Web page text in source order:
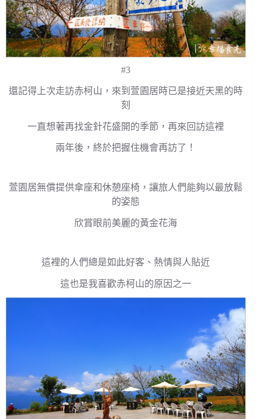
#3
還記得上次走訪赤柯山，來到萱園居時已是接近天黑的時
刻
一直想著再找金針花盛開的季節，再來回訪這裡
兩年後，終於把握住機會再訪了！
萱園居無償提供傘座和休憩座椅，讓旅人們能夠以最放鬆
的姿態
欣賞眼前美麗的黃金花海
這裡的人們總是如此好客、熱情與人貼近
這也是我喜歡赤柯山的原因之一